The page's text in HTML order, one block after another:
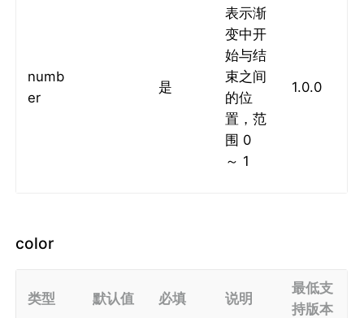
numb
er
是
表示渐
变中开
始与结
束之间
的位
置，范
围 0
～ 1
1.0.0
color
类型 默认值 必填 说明
最低支
持版本